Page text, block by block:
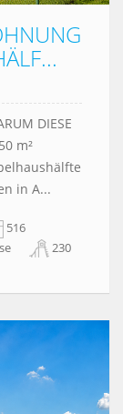
DIESE
m²
in A...
516
230